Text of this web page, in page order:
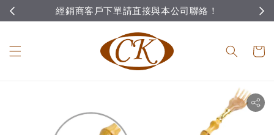
經銷商客戶下單請直接與本公司聯絡！